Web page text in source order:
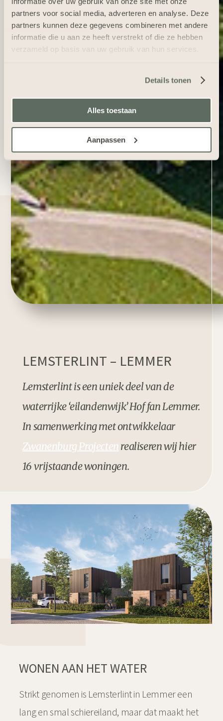
partners voor social media, adverteren en analyse. Deze
partners kunnen deze gegevens combineren met andere
informatie die u aan ze heeft verstrekt of die ze hebben
verzameld op basis van uw gebruik van hun services.
Details tonen
Alles toestaan
Aanpassen
LEMSTERLINT – LEMMER
Lemsterlint is een uniek deel van de
waterrijke ‘eilandenwijk’ Hof fan Lemmer.
In samenwerking met ontwikkelaar
Zwanenburg Projecten realiseren wij hier
16 vrijstaande woningen.
WONEN AAN HET WATER
Strikt genomen is Lemsterlint in Lemmer een
lang en smal schiereiland, maar dat maakt het